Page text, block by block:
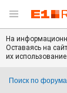
На
Оставаясь на
их использование.
Поиск по